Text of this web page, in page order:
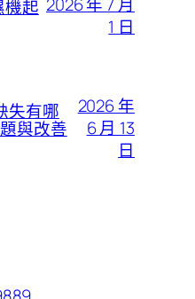
機起
1 日
失有哪
與改善
2026 年
6 月 13
日